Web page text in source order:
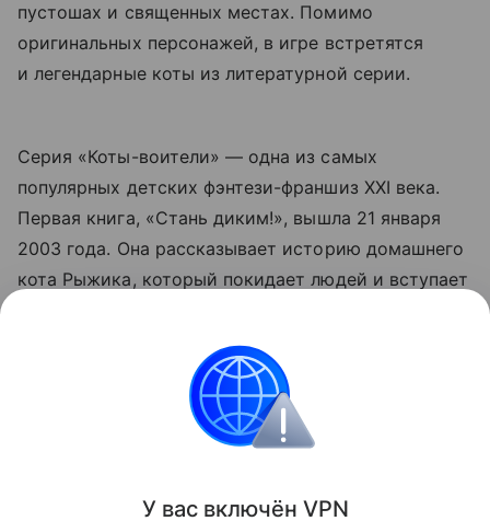
пустошах и священных местах. Помимо
оригинальных персонажей, в игре встретятся
и легендарные коты из литературной серии.
Серия «Коты-воители» — одна из самых
популярных детских фэнтези-франшиз XXI века.
Первая книга, «Стань диким!», вышла 21 января
2003 года. Она рассказывает историю домашнего
кота Рыжика, который покидает людей и вступает
в легендарного Огнегрива. Именно с этой арки
начинается знакомство читателей с миром
четырех лесных кланов, их законами, войнами
и верой в Звездное племя.
Поделиться
У вас включён VPN